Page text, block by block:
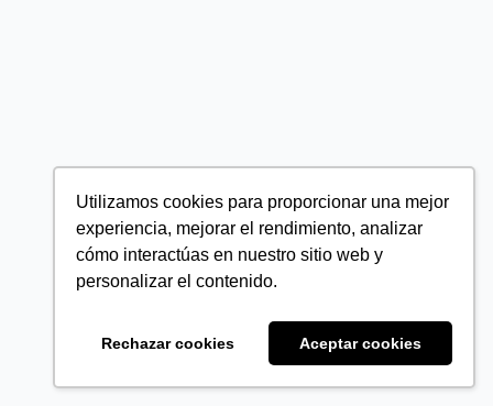
Utilizamos cookies para proporcionar una mejor
experiencia, mejorar el rendimiento, analizar
cómo interactúas en nuestro sitio web y
personalizar el contenido.
Rechazar cookies Aceptar cookies